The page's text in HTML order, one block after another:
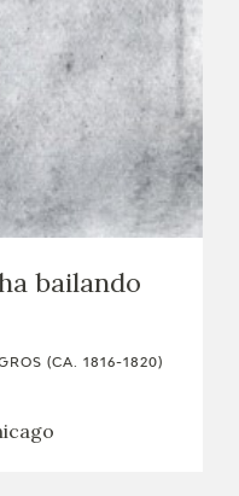
bailando
(CA. 1816-1820)